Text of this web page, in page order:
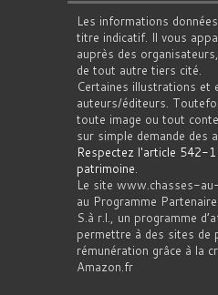
Les informations
titre indicatif. Il vous
auprès des
de tout autre tiers cité.
Certaines illustrations
auteurs/éditeurs.
toute image ou tout
sur simple demande des
Respectez l'article 542-1
patrimoine.
Le site www.chasses-
au Programme
S.à r.l., un programme
permettre à des sites de
rémunération grâce à la
Amazon.fr